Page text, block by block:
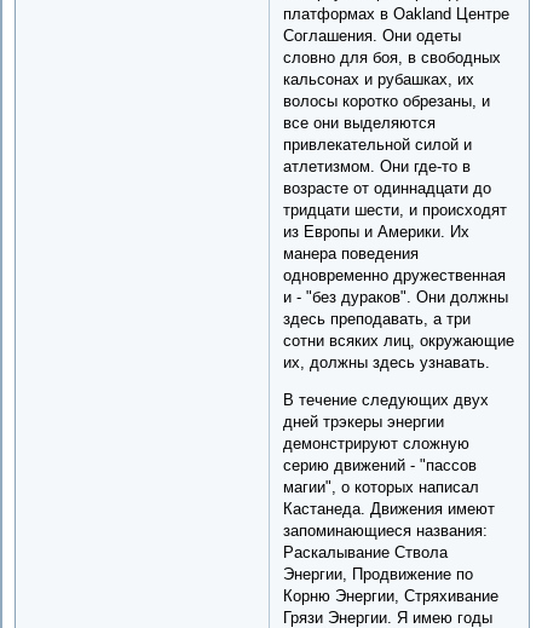
платформах в Oakland Центре
Соглашения. Они одеты
словно для боя, в свободных
кальсонах и рубашках, их
волосы коротко обрезаны, и
все они выделяются
привлекательной силой и
атлетизмом. Они где-то в
возрасте от одиннадцати до
тридцати шести, и происходят
из Европы и Америки. Их
манера поведения
одновременно дружественная
и - "без дураков". Они должны
здесь преподавать, а три
сотни всяких лиц, окружающие
их, должны здесь узнавать.
В течение следующих двух
дней трэкеры энергии
демонстрируют сложную
серию движений - "пассов
магии", о которых написал
Кастанеда. Движения имеют
запоминающиеся названия:
Раскалывание Ствола
Энергии, Продвижение по
Корню Энергии, Стряхивание
Грязи Энергии. Я имею годы